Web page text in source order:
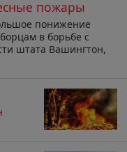
пожары
понижение
в борьбе с
штата Вашингтон,